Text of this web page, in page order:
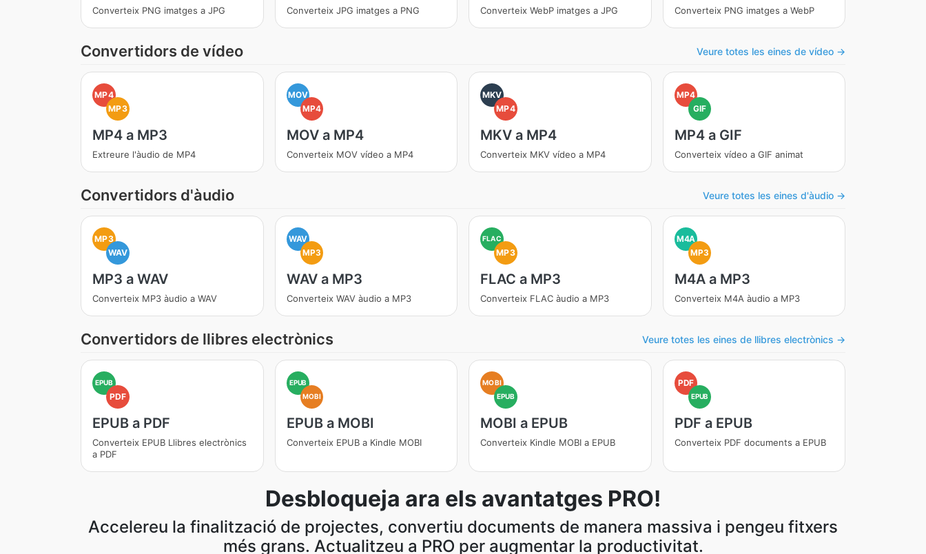
Converteix PNG imatges a JPG Converteix JPG imatges a PNG Converteix WebP imatges a JPG Converteix PNG imatges a WebP
Convertidors de vídeo Veure totes les eines de vídeo →
MP4
MP3
MP4 a MP3
Extreure l'àudio de MP4
MOV
MP4
MOV a MP4
Converteix MOV vídeo a MP4
MKV
MP4
MKV a MP4
Converteix MKV vídeo a MP4
MP4
GIF
MP4 a GIF
Converteix vídeo a GIF animat
Convertidors d'àudio Veure totes les eines d'àudio →
MP3
WAV
MP3 a WAV
Converteix MP3 àudio a WAV
WAV
MP3
WAV a MP3
Converteix WAV àudio a MP3
FLAC
MP3
FLAC a MP3
Converteix FLAC àudio a MP3
M4A
MP3
M4A a MP3
Converteix M4A àudio a MP3
Convertidors de llibres electrònics Veure totes les eines de llibres electrònics →
EPUB
PDF
EPUB a PDF
Converteix EPUB Llibres electrònics
a PDF
EPUB
MOBI
EPUB a MOBI
Converteix EPUB a Kindle MOBI
MOBI
EPUB
MOBI a EPUB
Converteix Kindle MOBI a EPUB
PDF
EPUB
PDF a EPUB
Converteix PDF documents a EPUB
Desbloqueja ara els avantatges PRO!
Accelereu la finalització de projectes, convertiu documents de manera massiva i pengeu fitxers
més grans. Actualitzeu a PRO per augmentar la productivitat.